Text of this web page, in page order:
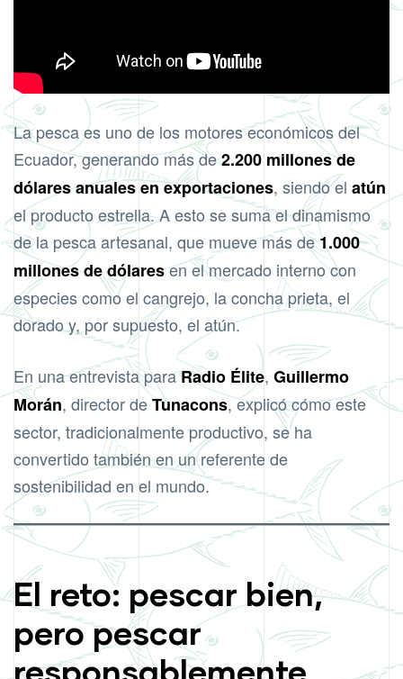
La pesca es uno de los motores económicos del
Ecuador, generando más de2.200 millones de
dólares anuales en exportaciones, siendo el atún
el producto estrella. A esto se suma el dinamismo
de la pesca artesanal, que mueve más de1.000
millones de dólaresen el mercado interno con
especies como el cangrejo, la concha prieta, el
dorado y, por supuesto, el atún.
En una entrevista paraRadio Élite, Guillermo
Morán, director deTunacons, explicó cómo este
sector, tradicionalmente productivo, se ha
convertido también en un referente de
sostenibilidad en el mundo.
El reto: pescar bien,
pero pescar